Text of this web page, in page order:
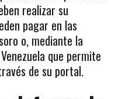
realizar su
pagar en las
o, mediante la
que permite
de su portal.